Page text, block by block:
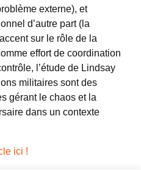
externe), et
d’autre part (la
sur le rôle de la
effort de coordination
l’étude de Lindsay
militaires sont des
gérant le chaos et la
dans un contexte
ici !